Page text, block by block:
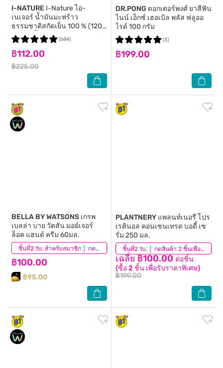
I-NATURE I-Nature ไอ-
เนเจอร์ น้ำมันมะพร้าว
ธรรมชาติสกัดเย็น 100 % (120
มล.)ฝาปั๊ม
฿112.00
฿225.00
(684)
DR.PONG ดอกเตอร์พงศ์ ยาสีฟัน
ไนน์ เอ็กซ์ เฮอเบิล พลัส ฟลูออ
ไรด์ 100 กรัม
฿199.00
(3)
ชิ้นที่2 1บ. สำหรับสมาชิก │ กดสินค้า 2 ชิ้นเพื่อรับโปรโมชันนี้
BELLA BY WATSONS เกรพ
เบลล่า บาย วัตสัน มอย์เจอร์
ล็อค แฮนด์ ครีม 60มล.
฿100.00
฿95.00
(2) ชิ้นที่2 1บ. │ กดสินค้า 2 ชิ้นเพื่อรับโปรโมชันนี้
PLANTNERY แพลนท์เนอรี่ โปร
เรตินอล คอนเซนเทรด บอดี้ เซ
รั่ม 250 มล.
เฉลี่ย ฿100.00 ต่อชิ้น
(ซื้อ 2 ชิ้น เพื่อรับราคาพิเศษ)
฿199.00
(6)